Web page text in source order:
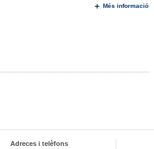
Més informació
Adreces i telèfons